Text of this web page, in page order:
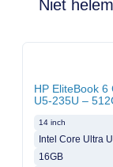
Niet
HP EliteBook
U5-235U –
14 inch
Intel Core Ultra
16GB